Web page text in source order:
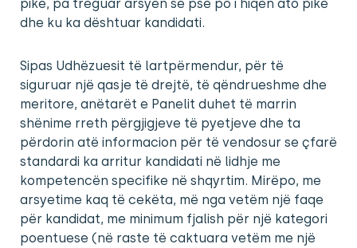
pikë, pa treguar arsyen se pse po i hiqen ato pikë
dhe ku ka dështuar kandidati.
Sipas Udhëzuesit të lartpërmendur, për të
siguruar një qasje të drejtë, të qëndrueshme dhe
meritore, anëtarët e Panelit duhet të marrin
shënime rreth përgjigjeve të pyetjeve dhe ta
përdorin atë informacion për të vendosur se çfarë
standardi ka arritur kandidati në lidhje me
kompetencën specifike në shqyrtim. Mirëpo, me
arsyetime kaq të cekëta, më nga vetëm një faqe
për kandidat, me minimum fjalish për një kategori
poentuese (në raste të caktuara vetëm me një